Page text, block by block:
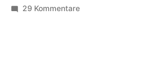
Wohnzimmer“
29 Kommentarezu